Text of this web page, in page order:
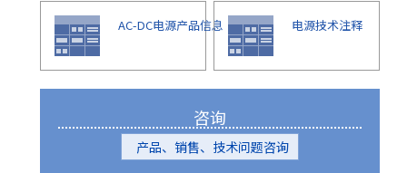
AC-DC电源产品信息
电源技术注释
咨询
产品、销售、技术问题咨询